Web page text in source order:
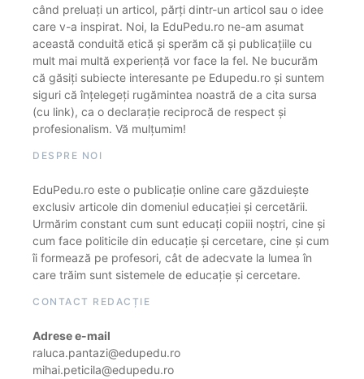
când preluați un articol, părți dintr-un articol sau o idee
care v-a inspirat. Noi, la EduPedu.ro ne-am asumat
această conduită etică și sperăm că și publicațiile cu
mult mai multă experiență vor face la fel. Ne bucurăm
că găsiți subiecte interesante pe Edupedu.ro și suntem
siguri că înțelegeți rugămintea noastră de a cita sursa
(cu link), ca o declarație reciprocă de respect și
profesionalism. Vă mulțumim!
DESPRE NOI
EduPedu.ro este o publicație online care găzduiește
exclusiv articole din domeniul educației și cercetării.
Urmărim constant cum sunt educați copiii noștri, cine și
cum face politicile din educație și cercetare, cine și cum
îi formează pe profesori, cât de adecvate la lumea în
care trăim sunt sistemele de educație și cercetare.
CONTACT REDACȚIE
Adrese e-mail
raluca.pantazi@edupedu.ro
mihai.peticila@edupedu.ro